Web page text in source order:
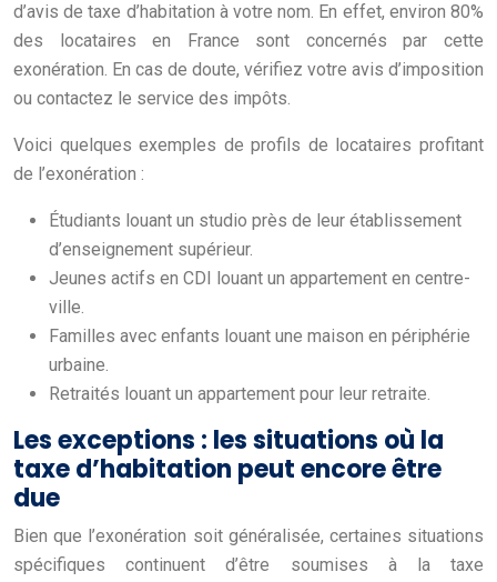
d’avis de taxe d’habitation à votre nom. En effet, environ 80%
des locataires en France sont concernés par cette
exonération. En cas de doute, vérifiez votre avis d’imposition
ou contactez le service des impôts.
Voici quelques exemples de profils de locataires profitant
de l’exonération :
Étudiants louant un studio près de leur établissement
d’enseignement supérieur.
Jeunes actifs en CDI louant un appartement en centre-
ville.
Familles avec enfants louant une maison en périphérie
urbaine.
Retraités louant un appartement pour leur retraite.
Les exceptions : les situations où la
taxe d’habitation peut encore être
due
Bien que l’exonération soit généralisée, certaines situations
spécifiques continuent d’être soumises à la taxe